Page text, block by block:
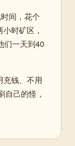
间，花个
时矿区，
们一天到40
钱、不用
自己的怪，